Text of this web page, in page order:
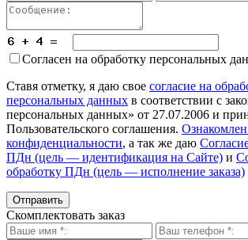
Согласен на обработку персональных
Ставя отметку, я даю свое согласие на
персональных данных в соответствии с
персональных данных» от 27.07.2006 и
Пользовательского соглашения.
конфиденциальности, а так же даю
ПДн (цель — идентификация на Сайте) и
обработку ПДн (цель — исполнение заказа)
Скомплектовать заказ